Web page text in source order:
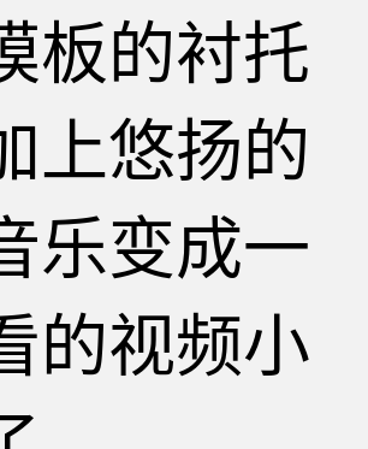
板的衬托
上悠扬的
乐变成一
的视频小